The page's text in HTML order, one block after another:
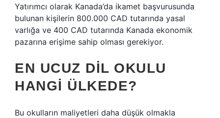
Yatırımcı olarak Kanada’da ikamet başvurusunda
bulunan kişilerin 800.000 CAD tutarında yasal
varlığa ve 400 CAD tutarında Kanada ekonomik
pazarına erişime sahip olması gerekiyor.
EN UCUZ DIL OKULU
HANGI ÜLKEDE?
Bu okulların maliyetleri daha düşük olmakla